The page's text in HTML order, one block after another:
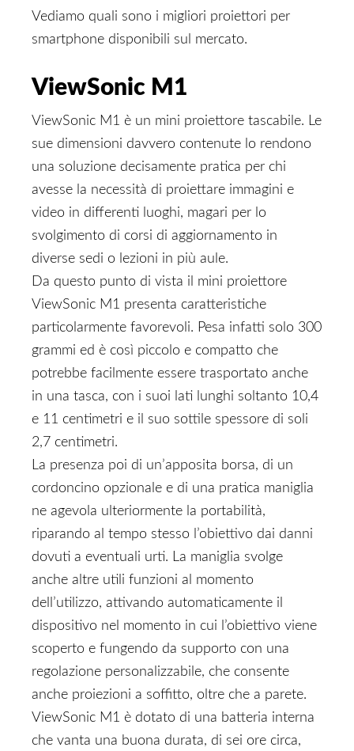
Vediamo quali sono i migliori proiettori per
smartphone disponibili sul mercato.
ViewSonic M1
ViewSonic M1 è un mini proiettore tascabile. Le
sue dimensioni davvero contenute lo rendono
una soluzione decisamente pratica per chi
avesse la necessità di proiettare immagini e
video in differenti luoghi, magari per lo
svolgimento di corsi di aggiornamento in
diverse sedi o lezioni in più aule.
Da questo punto di vista il mini proiettore
ViewSonic M1 presenta caratteristiche
particolarmente favorevoli. Pesa infatti solo 300
grammi ed è così piccolo e compatto che
potrebbe facilmente essere trasportato anche
in una tasca, con i suoi lati lunghi soltanto 10,4
e 11 centimetri e il suo sottile spessore di soli
2,7 centimetri.
La presenza poi di un’apposita borsa, di un
cordoncino opzionale e di una pratica maniglia
ne agevola ulteriormente la portabilità,
riparando al tempo stesso l’obiettivo dai danni
dovuti a eventuali urti. La maniglia svolge
anche altre utili funzioni al momento
dell’utilizzo, attivando automaticamente il
dispositivo nel momento in cui l’obiettivo viene
scoperto e fungendo da supporto con una
regolazione personalizzabile, che consente
anche proiezioni a soffitto, oltre che a parete.
ViewSonic M1 è dotato di una batteria interna
che vanta una buona durata, di sei ore circa,